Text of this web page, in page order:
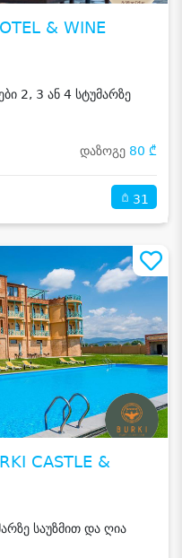
& WINE
2, 3 ან 4 სტუმარზე
დაზოგე 80 ₾
31
CASTLE &
საუზმით და ღია